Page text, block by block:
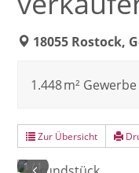
18055 Rostock,
1.448 m²
Zur Übersicht
1 /1